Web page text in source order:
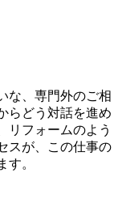
な、専門外のご相
らどう対話を進め
リフォームのよう
スが、この仕事の
す。